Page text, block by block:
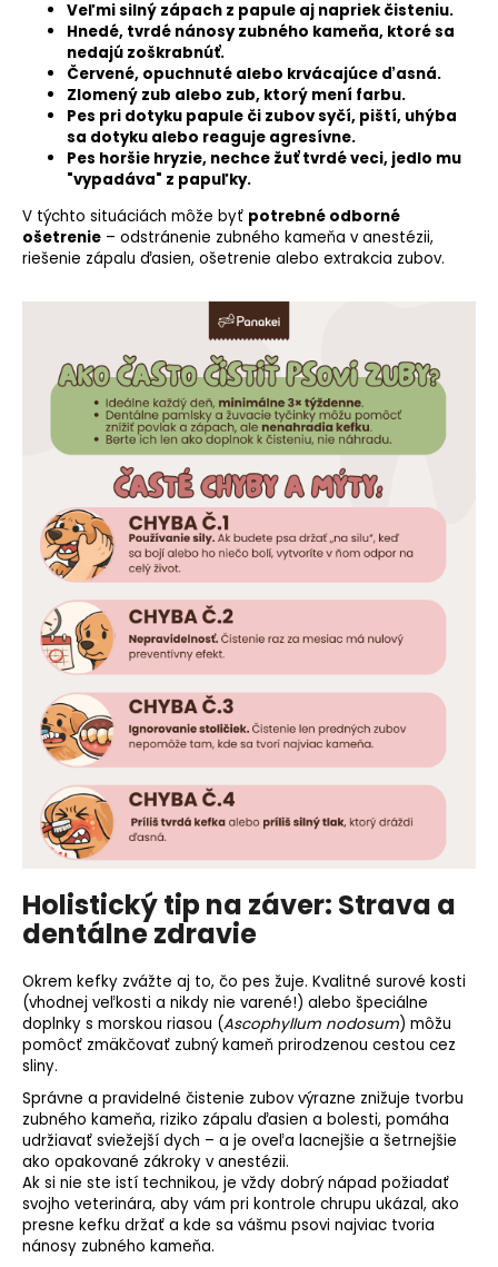
Veľmi silný zápach z papule aj napriek čisteniu.
Hnedé, tvrdé nánosy zubného kameňa, ktoré sa
nedajú zoškrabnúť.
Červené, opuchnuté alebo krvácajúce ďasná.
Zlomený zub alebo zub, ktorý mení farbu.
Pes pri dotyku papule či zubov syčí, piští, uhýba
sa dotyku alebo reaguje agresívne.
Pes horšie hryzie, nechce žuť tvrdé veci, jedlo mu
"vypadáva" z papuľky.
V týchto situáciách môže byť potrebné odborné
ošetrenie – odstránenie zubného kameňa v anestézii,
riešenie zápalu ďasien, ošetrenie alebo extrakcia zubov.
Holistický tip na záver: Strava a
dentálne zdravie
Okrem kefky zvážte aj to, čo pes žuje. Kvalitné surové kosti
(vhodnej veľkosti a nikdy nie varené!) alebo špeciálne
doplnky s morskou riasou (Ascophyllum nodosum) môžu
pomôcť zmäkčovať zubný kameň prirodzenou cestou cez
sliny.
Správne a pravidelné čistenie zubov výrazne znižuje tvorbu
zubného kameňa, riziko zápalu ďasien a bolesti, pomáha
udržiavať sviežejší dych – a je oveľa lacnejšie a šetrnejšie
ako opakované zákroky v anestézii.
Ak si nie ste istí technikou, je vždy dobrý nápad požiadať
svojho veterinára, aby vám pri kontrole chrupu ukázal, ako
presne kefku držať a kde sa vášmu psovi najviac tvoria
nánosy zubného kameňa.